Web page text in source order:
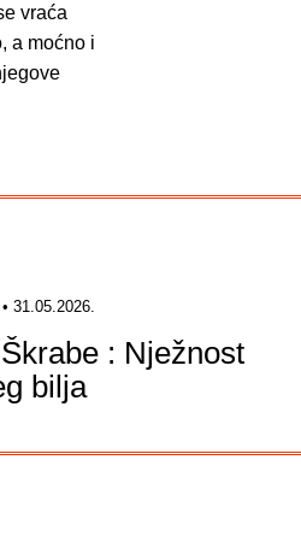
vraća
a moćno i
31.05.2026.
: Nježnost
bilja